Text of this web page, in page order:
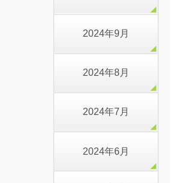
2024年9月
2024年8月
2024年7月
2024年6月